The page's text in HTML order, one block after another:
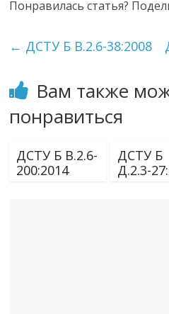
Понравилась статья?
← ДСТУ Б В.2.6-38:2008
Вам также
понравиться
ДСТУ Б В.2.6-
200:2014
ДСТУ Б
Д.2.3-